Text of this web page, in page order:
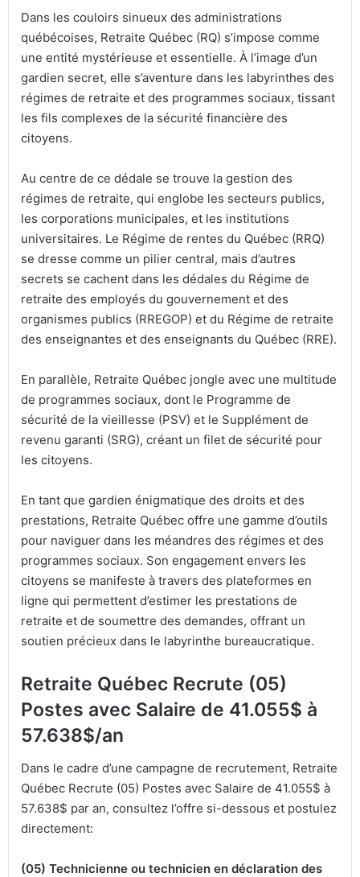
Dans les couloirs sinueux des administrations
québécoises, Retraite Québec (RQ) s’impose comme
une entité mystérieuse et essentielle. À l’image d’un
gardien secret, elle s’aventure dans les labyrinthes des
régimes de retraite et des programmes sociaux, tissant
les fils complexes de la sécurité financière des
citoyens.
Au centre de ce dédale se trouve la gestion des
régimes de retraite, qui englobe les secteurs publics,
les corporations municipales, et les institutions
universitaires. Le Régime de rentes du Québec (RRQ)
se dresse comme un pilier central, mais d’autres
secrets se cachent dans les dédales du Régime de
retraite des employés du gouvernement et des
organismes publics (RREGOP) et du Régime de retraite
des enseignantes et des enseignants du Québec (RRE).
En parallèle, Retraite Québec jongle avec une multitude
de programmes sociaux, dont le Programme de
sécurité de la vieillesse (PSV) et le Supplément de
revenu garanti (SRG), créant un filet de sécurité pour
les citoyens.
En tant que gardien énigmatique des droits et des
prestations, Retraite Québec offre une gamme d’outils
pour naviguer dans les méandres des régimes et des
programmes sociaux. Son engagement envers les
citoyens se manifeste à travers des plateformes en
ligne qui permettent d’estimer les prestations de
retraite et de soumettre des demandes, offrant un
soutien précieux dans le labyrinthe bureaucratique.
Retraite Québec Recrute (05)
Postes avec Salaire de 41.055$ à
57.638$/an
Dans le cadre d’une campagne de recrutement, Retraite
Québec Recrute (05) Postes avec Salaire de 41.055$ à
57.638$ par an, consultez l’offre si-dessous et postulez
directement:
(05) Technicienne ou technicien en déclaration des